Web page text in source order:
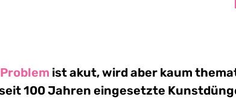
ist akut, wird aber kaum
100 Jahren eingesetzte